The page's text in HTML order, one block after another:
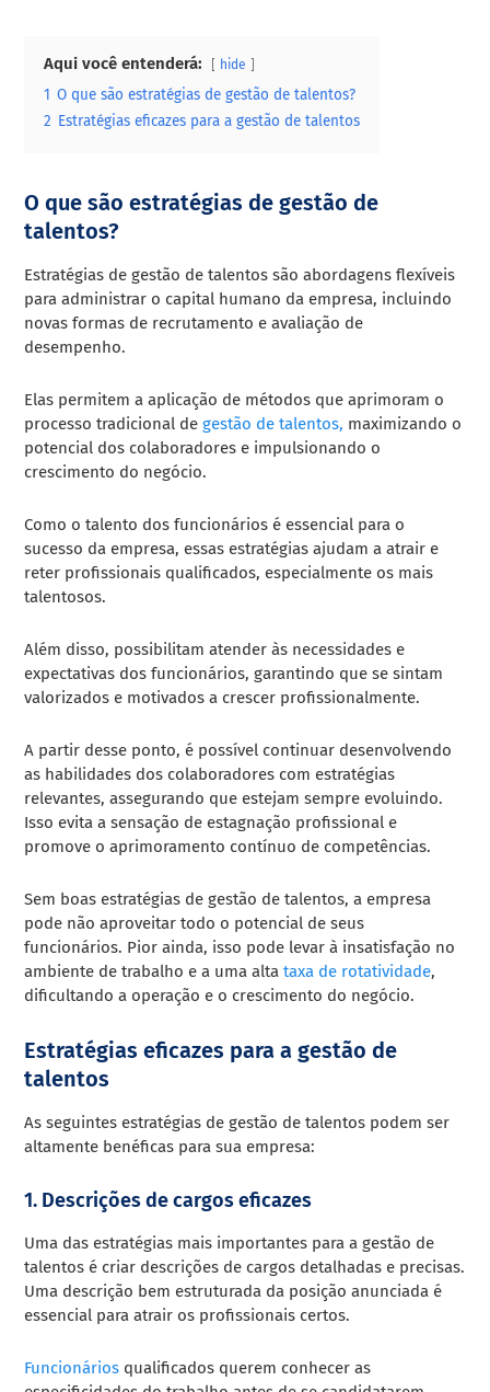
Aqui você entenderá: hide
1 O que são estratégias de gestão de talentos?
2 Estratégias eficazes para a gestão de talentos
O que são estratégias de gestão de
talentos?
Estratégias de gestão de talentos são abordagens flexíveis
para administrar o capital humano da empresa, incluindo
novas formas de recrutamento e avaliação de
desempenho.
Elas permitem a aplicação de métodos que aprimoram o
processo tradicional degestão de talentos, maximizando o
potencial dos colaboradores e impulsionando o
crescimento do negócio.
Como o talento dos funcionários é essencial para o
sucesso da empresa, essas estratégias ajudam a atrair e
reter profissionais qualificados, especialmente os mais
talentosos.
Além disso, possibilitam atender às necessidades e
expectativas dos funcionários, garantindo que se sintam
valorizados e motivados a crescer profissionalmente.
A partir desse ponto, é possível continuar desenvolvendo
as habilidades dos colaboradores com estratégias
relevantes, assegurando que estejam sempre evoluindo.
Isso evita a sensação de estagnação profissional e
promove o aprimoramento contínuo de competências.
Sem boas estratégias de gestão de talentos, a empresa
pode não aproveitar todo o potencial de seus
funcionários. Pior ainda, isso pode levar à insatisfação no
ambiente de trabalho e a uma altataxa de rotatividade,
dificultando a operação e o crescimento do negócio.
Estratégias eficazes para a gestão de
talentos
As seguintes estratégias de gestão de talentos podem ser
altamente benéficas para sua empresa:
1. Descrições de cargos eficazes
Uma das estratégias mais importantes para a gestão de
talentos é criar descrições de cargos detalhadas e precisas.
Uma descrição bem estruturada da posição anunciada é
essencial para atrair os profissionais certos.
Funcionários qualificados querem conhecer as